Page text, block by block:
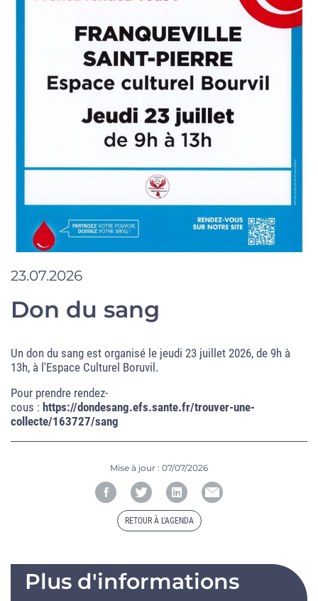
23.07.2026
Don du sang
Un don du sang est organisé le jeudi 23 juillet 2026, de 9h à
13h, à l'Espace Culturel Boruvil.
Pour prendre rendez-
cous : https://dondesang.efs.sante.fr/trouver-une-
collecte/163727/sang
Mise à jour : 07/07/2026
RETOUR À L'AGENDA
Plus d'informations